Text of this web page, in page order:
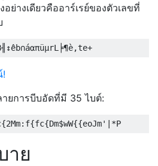
อย่างเดียวคืออาร์เรย์ของตัวเลขที่
!
ยการบีบอัดที่มี 35 ไบต์:
าย